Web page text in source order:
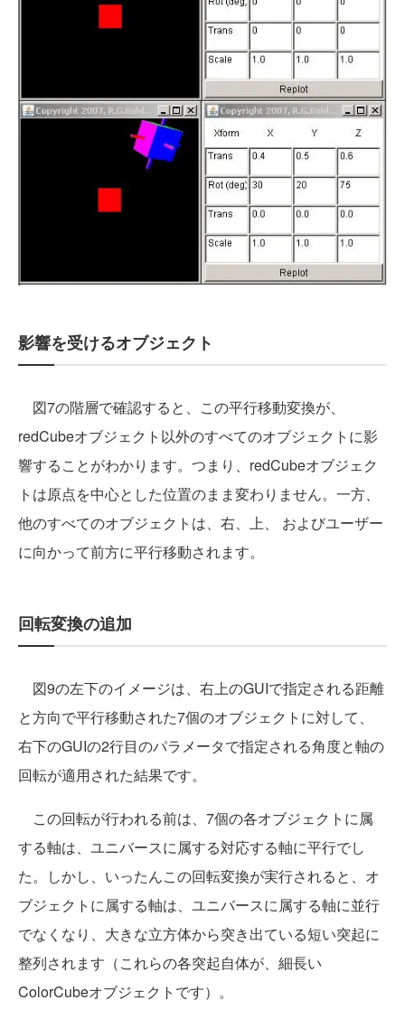
影響を受けるオブジェクト
図7の階層で確認すると、この平行移動変換が、
redCubeオブジェクト以外のすべてのオブジェクトに影
響することがわかります。つまり、redCubeオブジェク
トは原点を中心とした位置のまま変わりません。一方、
他のすべてのオブジェクトは、右、上、 およびユーザー
に向かって前方に平行移動されます。
回転変換の追加
図9の左下のイメージは、右上のGUIで指定される距離
と方向で平行移動された7個のオブジェクトに対して、
右下のGUIの2行目のパラメータで指定される角度と軸の
回転が適用された結果です。
この回転が行われる前は、7個の各オブジェクトに属
する軸は、ユニバースに属する対応する軸に平行でし
た。しかし、いったんこの回転変換が実行されると、オ
ブジェクトに属する軸は、ユニバースに属する軸に並行
でなくなり、大きな立方体から突き出ている短い突起に
整列されます（これらの各突起自体が、細長い
ColorCubeオブジェクトです）。